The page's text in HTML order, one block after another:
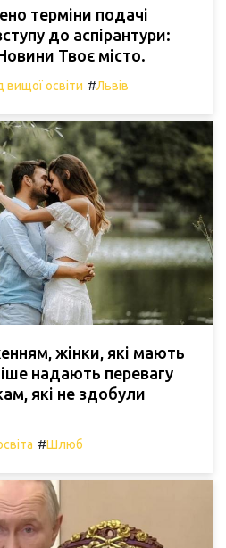
терміни подачі
до аспірантури:
Твоє місто.
вищої освіти #Львів
жінки, які мають
надають перевагу
які не здобули
#Шлюб